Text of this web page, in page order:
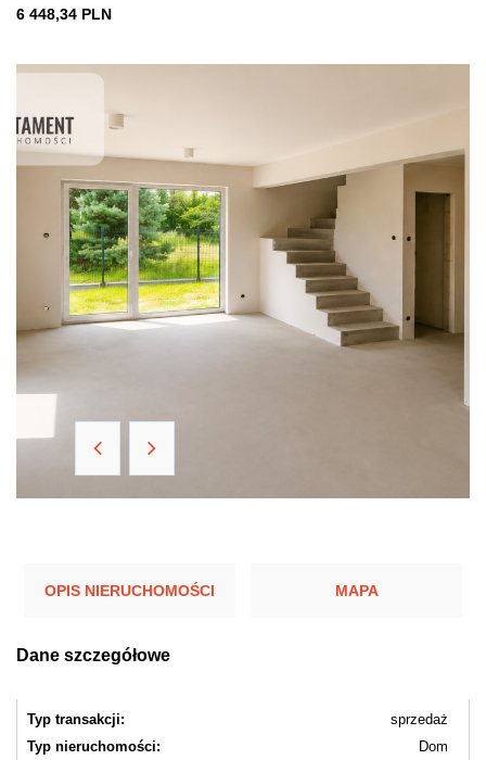
6 448,34 PLN
OPIS NIERUCHOMOŚCI MAPA
Dane szczegółowe
Typ transakcji:
sprzedaż
Typ nieruchomości:
Dom